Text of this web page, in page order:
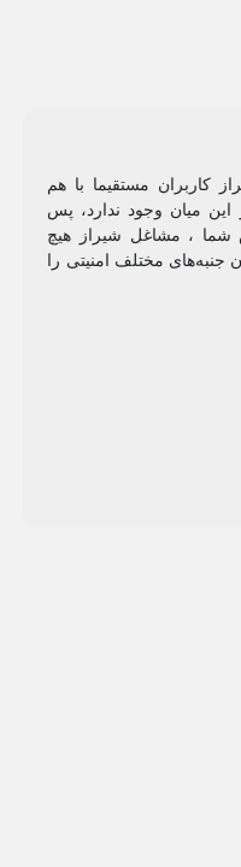
کاربران مستقیما با هم
میان وجود ندارد، پس
شما ، مشاغل شیراز هیچ
جنبه‌های مختلف امنیتی را